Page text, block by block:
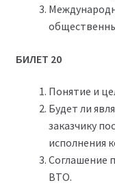
БИЛЕТ 20
Понятие и
Будет ли
заказчику
исполнения
Соглашение
ВТО.